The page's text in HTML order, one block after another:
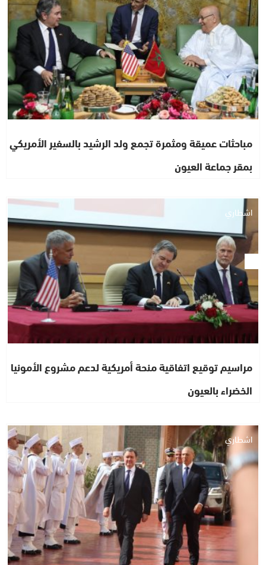
مباحثات عميقة ومثمرة تجمع ولد الرشيد بالسفير الأمريكي
بمقر جماعة العيون
اشطاري
مراسيم توقيع اتفاقية منحة أمريكية لدعم مشروع الأمونيا
الخضراء بالعيون
اشطاري